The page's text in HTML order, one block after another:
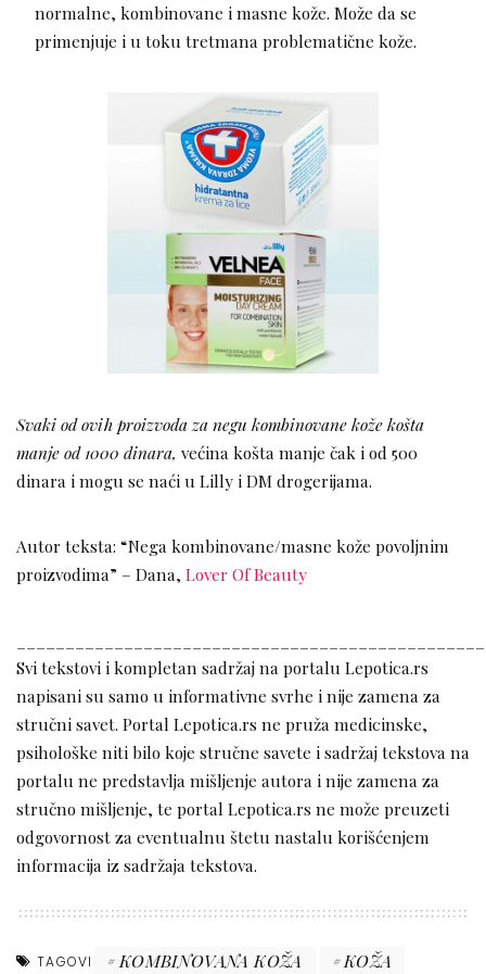
normalne, kombinovane i masne kože. Može da se
primenjuje i u toku tretmana problematične kože.
Svaki od ovih proizvoda za negu kombinovane kože košta
manje od 1000 dinara, većina košta manje čak i od 500
dinara i mogu se naći u Lilly i DM drogerijama.
Autor teksta: “Nega kombinovane/masne kože povoljnim
proizvodima” – Dana, Lover Of Beauty
Svi tekstovi i kompletan sadržaj na portalu Lepotica.rs
napisani su samo u informativne svrhe i nije zamena za
stručni savet. Portal Lepotica.rs ne pruža medicinske,
psihološke niti bilo koje stručne savete i sadržaj tekstova na
portalu ne predstavlja mišljenje autora i nije zamena za
stručno mišljenje, te portal Lepotica.rs ne može preuzeti
odgovornost za eventualnu štetu nastalu korišćenjem
informacija iz sadržaja tekstova.
TAGOVI KOMBINOVANA KOŽA
KOŽA